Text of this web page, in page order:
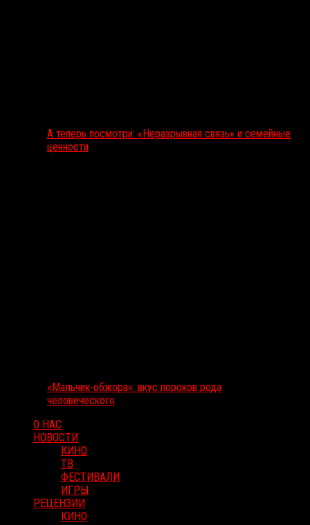
А теперь посмотри: «Неразрывная связь» и семейные
ценности
«Мальчик-обжора»: вкус пороков рода
человеческого
О НАС
НОВОСТИ
КИНО
ТВ
ФЕСТИВАЛИ
ИГРЫ
РЕЦЕНЗИИ
КИНО